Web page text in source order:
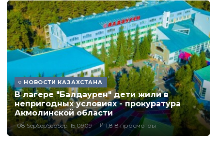
НОВОСТИ КАЗАХСТАНА
В лагере "Балдаурен" дети жили в
непригодных условиях - прокуратура
Акмолинской области
08 SepSepSepSep, 15:0909 1,818 просмотры